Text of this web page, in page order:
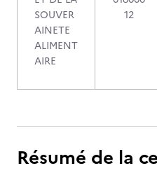
SOUVER
AINETE
ALIMENT
AIRE
12
Résumé de la